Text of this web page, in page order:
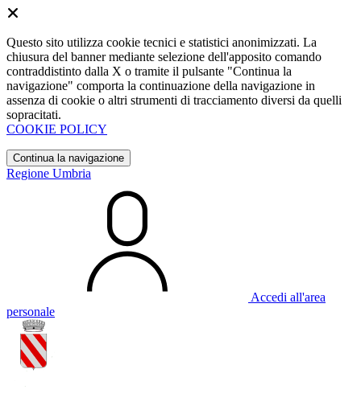
Questo sito utilizza cookie tecnici e statistici anonimizzati. La
chiusura del banner mediante selezione dell'apposito comando
contraddistinto dalla X o tramite il pulsante "Continua la
navigazione" comporta la continuazione della navigazione in
assenza di cookie o altri strumenti di tracciamento diversi da quelli
sopracitati.
COOKIE POLICY
Continua la navigazione
Regione Umbria
Accedi all'area
personale